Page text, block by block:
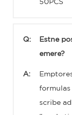
50PCS
Q: Estne
emere?
A:
formulas
scribe